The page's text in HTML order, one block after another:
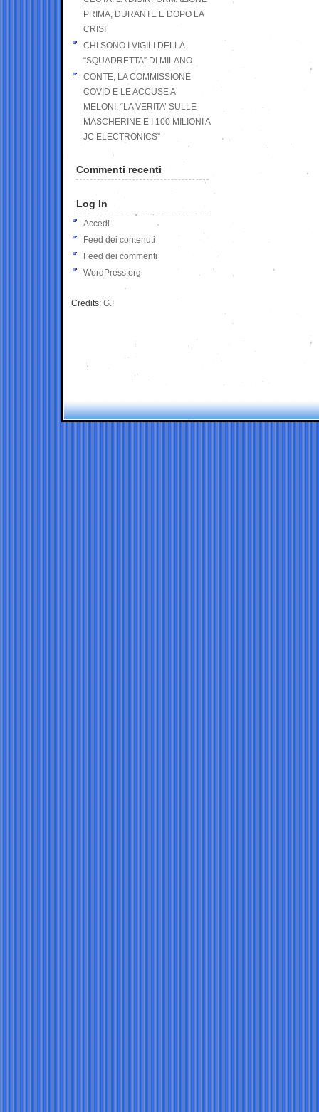
PRIMA, DURANTE E DOPO LA
CRISI
CHI SONO I VIGILI DELLA
“SQUADRETTA” DI MILANO
CONTE, LA COMMISSIONE
COVID E LE ACCUSE A
MELONI: “LA VERITA’ SULLE
MASCHERINE E I 100 MILIONI A
JC ELECTRONICS”
Commenti recenti
Log In
Accedi
Feed dei contenuti
Feed dei commenti
WordPress.org
Credits: G.I